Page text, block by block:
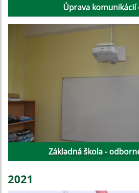
Úprava komunikácií
Základná škola -
2021